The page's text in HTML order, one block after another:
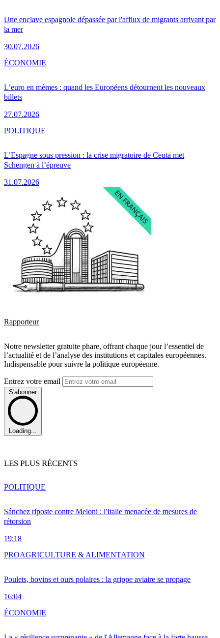
Une enclave espagnole dépassée par l'afflux de migrants arrivant par
la mer
30.07.2026
L’euro en mèmes : quand les Européens détournent les nouveaux
billets
27.07.2026
ÉCONOMIE
L’Espagne sous pression : la crise migratoire de Ceuta met
Schengen à l’épreuve
31.07.2026
POLITIQUE
Rapporteur
Notre newsletter gratuite phare, offrant chaque jour l’essentiel de
l’actualité et de l’analyse des institutions et capitales européennes.
Indispensable pour suivre la politique européenne.
Entrez votre email
S'abonner
Loading...
LES PLUS RÉCENTS
Sánchez riposte contre Meloni : l'Italie menacée de mesures de
rétorsion
19:18
POLITIQUE
Poulets, bovins et ours polaires : la grippe aviaire se propage
16:04
PROAGRICULTURE & ALIMENTATION
ÉCONOMIE